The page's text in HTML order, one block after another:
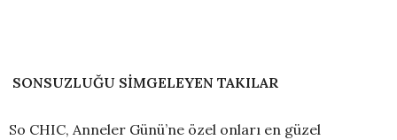
SONSUZLUĞU SİMGELEYEN TAKILAR
So CHIC, Anneler Günü’ne özel onları en güzel